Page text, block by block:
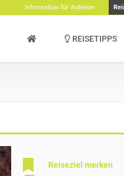
Information für Anbieter
REISETIPPS
Reiseziel merken